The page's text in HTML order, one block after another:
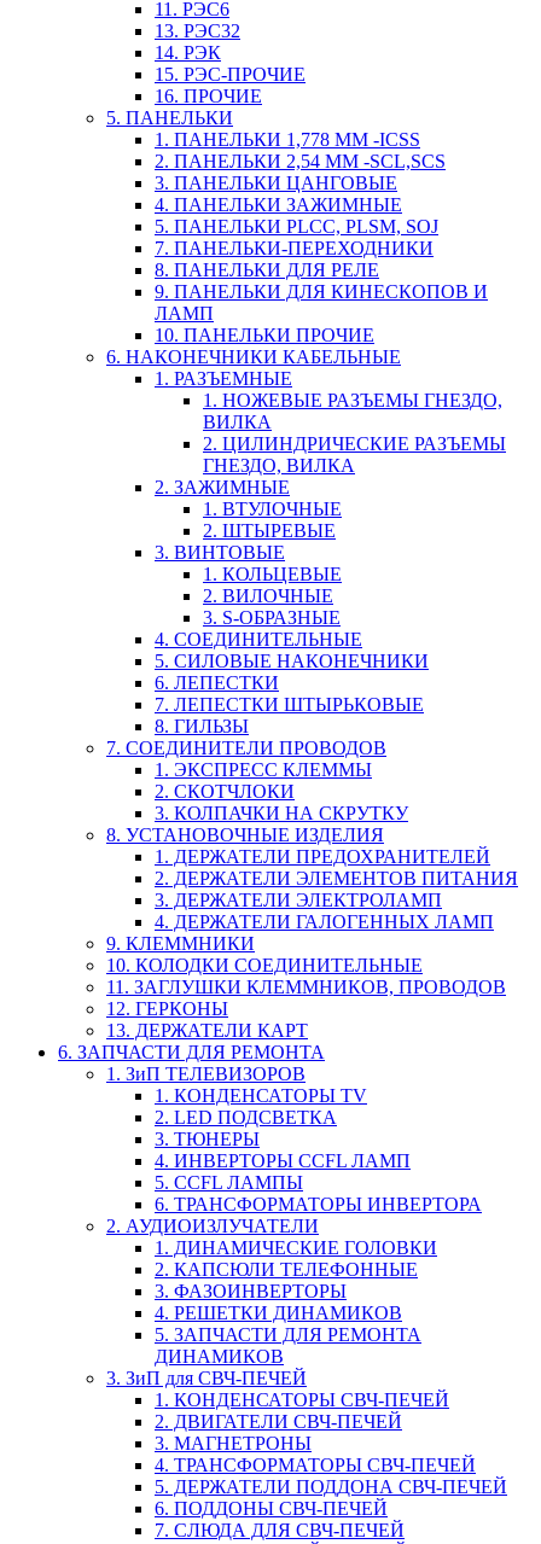
11. РЭС6
13. РЭС32
14. РЭК
15. РЭС-ПРОЧИЕ
16. ПРОЧИЕ
5. ПАНЕЛЬКИ
1. ПАНЕЛЬКИ 1,778 ММ -ICSS
2. ПАНЕЛЬКИ 2,54 ММ -SCL,SCS
3. ПАНЕЛЬКИ ЦАНГОВЫЕ
4. ПАНЕЛЬКИ ЗАЖИМНЫЕ
5. ПАНЕЛЬКИ PLCC, PLSM, SOJ
7. ПАНЕЛЬКИ-ПЕРЕХОДНИКИ
8. ПАНЕЛЬКИ ДЛЯ РЕЛЕ
9. ПАНЕЛЬКИ ДЛЯ КИНЕСКОПОВ И
ЛАМП
10. ПАНЕЛЬКИ ПРОЧИЕ
6. НАКОНЕЧНИКИ КАБЕЛЬНЫЕ
1. РАЗЪЕМНЫЕ
1. НОЖЕВЫЕ РАЗЪЕМЫ ГНЕЗДО,
ВИЛКА
2. ЦИЛИНДРИЧЕСКИЕ РАЗЪЕМЫ
ГНЕЗДО, ВИЛКА
2. ЗАЖИМНЫЕ
1. ВТУЛОЧНЫЕ
2. ШТЫРЕВЫЕ
3. ВИНТОВЫЕ
1. КОЛЬЦЕВЫЕ
2. ВИЛОЧНЫЕ
3. S-ОБРАЗНЫЕ
4. СОЕДИНИТЕЛЬНЫЕ
5. СИЛОВЫЕ НАКОНЕЧНИКИ
6. ЛЕПЕСТКИ
7. ЛЕПЕСТКИ ШТЫРЬКОВЫЕ
8. ГИЛЬЗЫ
7. СОЕДИНИТЕЛИ ПРОВОДОВ
1. ЭКСПРЕСС КЛЕММЫ
2. СКОТЧЛОКИ
3. КОЛПАЧКИ НА СКРУТКУ
8. УСТАНОВОЧНЫЕ ИЗДЕЛИЯ
1. ДЕРЖАТЕЛИ ПРЕДОХРАНИТЕЛЕЙ
2. ДЕРЖАТЕЛИ ЭЛЕМЕНТОВ ПИТАНИЯ
3. ДЕРЖАТЕЛИ ЭЛЕКТРОЛАМП
4. ДЕРЖАТЕЛИ ГАЛОГЕННЫХ ЛАМП
9. КЛЕММНИКИ
10. КОЛОДКИ СОЕДИНИТЕЛЬНЫЕ
11. ЗАГЛУШКИ КЛЕММНИКОВ, ПРОВОДОВ
12. ГЕРКОНЫ
13. ДЕРЖАТЕЛИ КАРТ
6. ЗАПЧАСТИ ДЛЯ РЕМОНТА
1. ЗиП ТЕЛЕВИЗОРОВ
1. КОНДЕНСАТОРЫ TV
2. LED ПОДСВЕТКА
3. ТЮНЕРЫ
4. ИНВЕРТОРЫ CCFL ЛАМП
5. CCFL ЛАМПЫ
6. ТРАНСФОРМАТОРЫ ИНВЕРТОРА
2. АУДИОИЗЛУЧАТЕЛИ
1. ДИНАМИЧЕСКИЕ ГОЛОВКИ
2. КАПСЮЛИ ТЕЛЕФОННЫЕ
3. ФАЗОИНВЕРТОРЫ
4. РЕШЕТКИ ДИНАМИКОВ
5. ЗАПЧАСТИ ДЛЯ РЕМОНТА
ДИНАМИКОВ
3. ЗиП для СВЧ-ПЕЧЕЙ
1. КОНДЕНСАТОРЫ СВЧ-ПЕЧЕЙ
2. ДВИГАТЕЛИ СВЧ-ПЕЧЕЙ
3. МАГНЕТРОНЫ
4. ТРАНСФОРМАТОРЫ СВЧ-ПЕЧЕЙ
5. ДЕРЖАТЕЛИ ПОДДОНА СВЧ-ПЕЧЕЙ
6. ПОДДОНЫ СВЧ-ПЕЧЕЙ
7. СЛЮДА ДЛЯ СВЧ-ПЕЧЕЙ